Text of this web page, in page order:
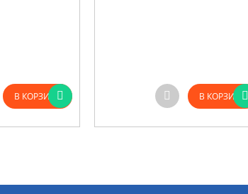
В КОРЗИНУ В КОРЗИНУ